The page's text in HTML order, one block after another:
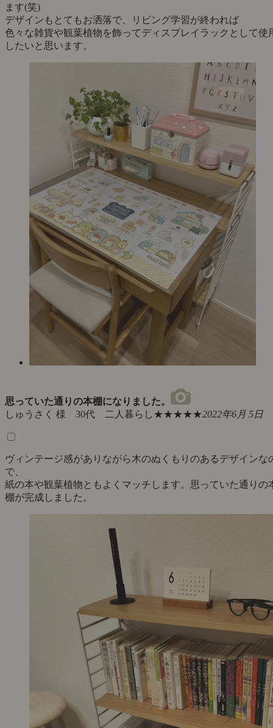
ます(笑)
デザインもとてもお洒落で、リビング学習が終われば
色々な雑貨や観葉植物を飾ってディスプレイラックとして使
したいと思います。
思っていた通りの本棚になりました。
しゅうさく 様 30代 二人暮らし★★★★★2022年6月 5日
ヴィンテージ感がありながら木のぬくもりのあるデザインな
で、
紙の本や観葉植物ともよくマッチします。思っていた通りの
棚が完成しました。